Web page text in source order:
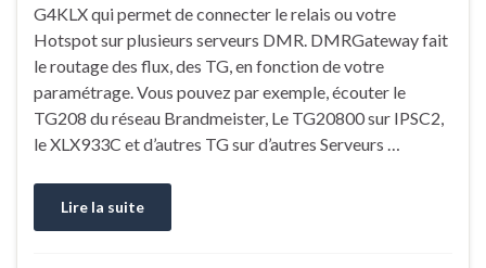
G4KLX qui permet de connecter le relais ou votre
Hotspot sur plusieurs serveurs DMR. DMRGateway fait
le routage des flux, des TG, en fonction de votre
paramétrage. Vous pouvez par exemple, écouter le
TG208 du réseau Brandmeister, Le TG20800 sur IPSC2,
le XLX933C et d’autres TG sur d’autres Serveurs …
Lire la suite